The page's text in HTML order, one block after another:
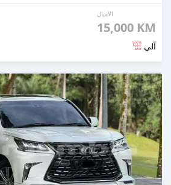
الأميال
15,000 KM
آلي